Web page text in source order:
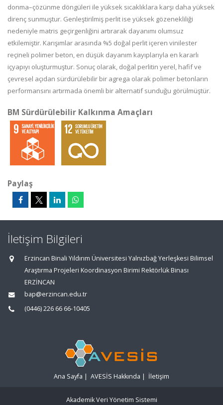
donma–çözünme döngüleri ile yüksek sıcaklıklara karşı daha yüksek
direnç sunmuştur. Genleştirilmiş perlit ise yüksek gözenekliliği
nedeniyle matris geçirgenliğini artırarak dayanımı olumsuz
etkilemiştir. Karışımlar arasında %5 doğal perlit içeren vinilester
reçineli polimer beton, en düşük dayanım kayıplarıyla en kararlı
içyapıyı oluşturmuştur. Sonuç olarak, doğal perlitin yerel, hafif ve
çevresel açıdan sürdürülebilir bir agrega olarak polimer betonların
performansını artırmada önemli bir alternatif sunduğu görülmüştür.
BM Sürdürülebilir Kalkınma Amaçları
Paylaş
İletişim Bilgileri
Erzincan Binali Yıldırım Üniversitesi Yalnızbağ Yerleşkesi Bilimsel
Araştırma Projeleri Koordinasyon Birimi Rektörlük Binası
ERZİNCAN
bap@erzincan.edu.tr
(0446) 226 66 66-10405
Ana Sayfa | AVESİS Hakkında | İletişim
Akademik Veri Yönetim Sistemi